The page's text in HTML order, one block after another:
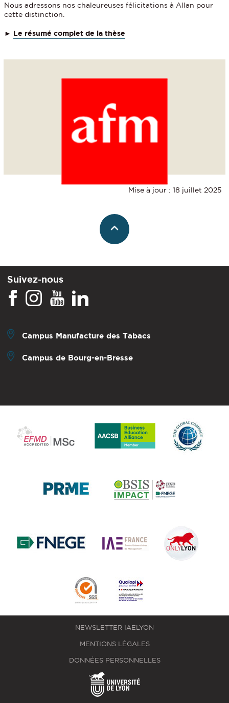
Nous adressons nos chaleureuses félicitations à Allan pour
cette distinction.
► Le résumé complet de la thèse
Mise à jour : 18 juillet 2025
Suivez-nous
Campus Manufacture des Tabacs
Campus de Bourg-en-Bresse
NEWSLETTER IAELYON
MENTIONS LÉGALES
DONNÉES PERSONNELLES